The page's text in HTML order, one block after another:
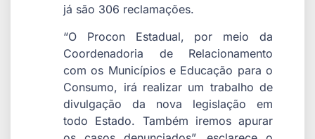
já são 306 reclamações.
“O Procon Estadual, por meio da
Coordenadoria de Relacionamento
com os Municípios e Educação para o
Consumo, irá realizar um trabalho de
divulgação da nova legislação em
todo Estado. Também iremos apurar